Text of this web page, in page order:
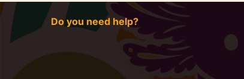
Do you need help?